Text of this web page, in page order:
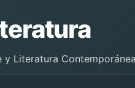
Literatura